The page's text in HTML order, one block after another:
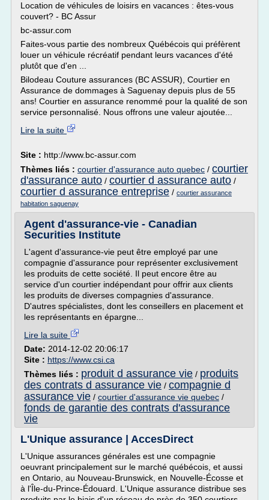
Location de véhicules de loisirs en vacances : êtes-vous
couvert? - BC Assur
bc-assur.com
Faites-vous partie des nombreux Québécois qui préfèrent
louer un véhicule récréatif pendant leurs vacances d'été
plutôt que d'en ...
Bilodeau Couture assurances (BC ASSUR), Courtier en
Assurance de dommages à Saguenay depuis plus de 55
ans! Courtier en assurance renommé pour la qualité de son
service personnalisé. Nous offrons une valeur ajoutée...
Lire la suite
Site : http://www.bc-assur.com
Thèmes liés : courtier d'assurance auto quebec / courtier
d'assurance auto / courtier d assurance auto /
courtier d assurance entreprise / courtier assurance
habitation saguenay
Agent d'assurance-vie - Canadian
Securities Institute
L'agent d'assurance-vie peut être employé par une
compagnie d'assurance pour représenter exclusivement
les produits de cette société. Il peut encore être au
service d'un courtier indépendant pour offrir aux clients
les produits de diverses compagnies d'assurance.
D'autres spécialistes, dont les conseillers en placement et
les représentants en épargne...
Lire la suite
Date: 2014-12-02 20:06:17
Site : https://www.csi.ca
Thèmes liés : produit d assurance vie / produits
des contrats d assurance vie / compagnie d
assurance vie / courtier d'assurance vie quebec /
fonds de garantie des contrats d'assurance
vie
L'Unique assurance | AccesDirect
L'Unique assurances générales est une compagnie
oeuvrant principalement sur le marché québécois, et aussi
en Ontario, au Nouveau-Brunswick, en Nouvelle-Écosse et
à l'Île-du-Prince-Édouard. L'Unique assurance distribue ses